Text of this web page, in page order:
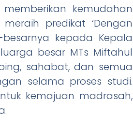
kemudahan
predikat ‘Dengan
kepada Kepala
besar MTs Miftahul
sahabat, dan semua
selama proses studi.
kemajuan madrasah,